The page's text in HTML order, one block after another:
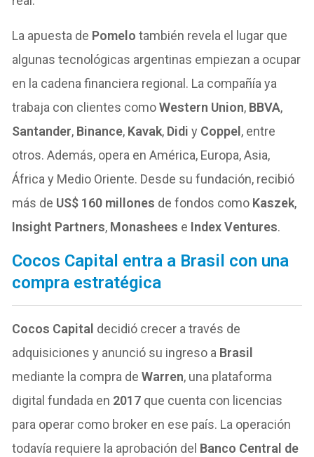
La apuesta de Pomelo también revela el lugar que
algunas tecnológicas argentinas empiezan a ocupar
en la cadena financiera regional. La compañía ya
trabaja con clientes comoWestern Union, BBVA,
Santander, Binance, Kavak, Didi y Coppel , entre
otros. Además, opera en América, Europa, Asia,
África y Medio Oriente. Desde su fundación, recibió
más de US$ 160 millones de fondos como Kaszek,
Insight Partners, Monashees e Index Ventures.
Cocos Capital entra a Brasil con una
compra estratégica
Cocos Capital decidió crecer a través de
adquisiciones y anunció su ingreso a Brasil
mediante la compra deWarren, una plataforma
digital fundada en 2017 que cuenta con licencias
para operar como broker en ese país. La operación
todavía requiere la aprobación del Banco Central de